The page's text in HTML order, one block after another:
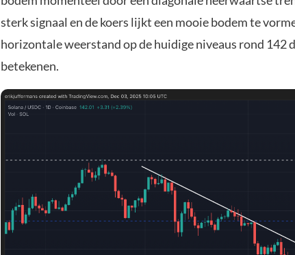
sterk signaal en de koers lijkt een mooie bodem te
horizontale weerstand op de huidige niveaus rond 142
betekenen.